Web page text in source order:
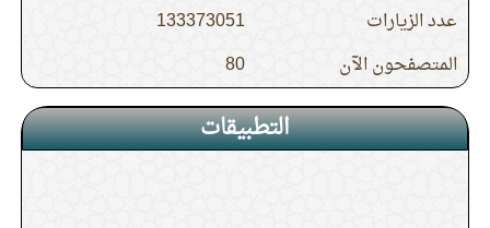
عدد الزيارات
133373051
المتصفحون الآن
80
التطبيقات